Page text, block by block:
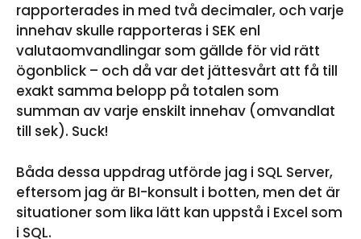
rapporterades in med två decimaler, och varje
innehav skulle rapporteras i SEK enl
valutaomvandlingar som gällde för vid rätt
ögonblick – och då var det jättesvårt att få till
exakt samma belopp på totalen som
summan av varje enskilt innehav (omvandlat
till sek). Suck!
Båda dessa uppdrag utförde jag i SQL Server,
eftersom jag är BI-konsult i botten, men det är
situationer som lika lätt kan uppstå i Excel som
i SQL.